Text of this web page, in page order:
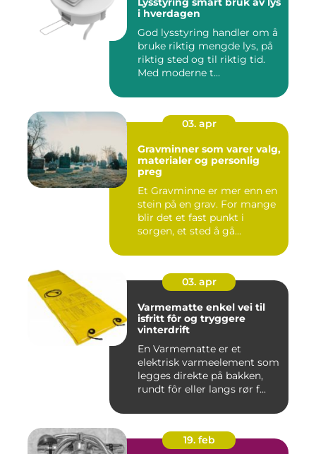
i hverdagen
God lysstyring handler om å
bruke riktig mengde lys, på
riktig sted og til riktig tid.
Med moderne t...
03. apr
Gravminner som varer valg,
materialer og personlig
preg
Et Gravminne er mer enn en
stein på en grav. For mange
blir det et fast punkt i
sorgen, et sted å gå...
03. apr
Varmematte enkel vei til
isfritt fôr og tryggere
vinterdrift
En Varmematte er et
elektrisk varmeelement som
legges direkte på bakken,
rundt fôr eller langs rør f...
19. feb